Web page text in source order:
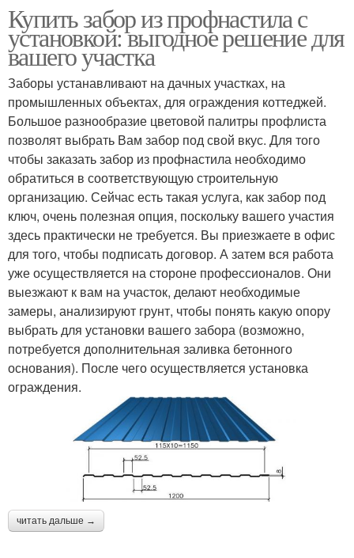
Купить забор из профнастила с
установкой: выгодное решение для
вашего участка
Заборы устанавливают на дачных участках, на
промышленных объектах, для ограждения коттеджей.
Большое разнообразие цветовой палитры профлиста
позволят выбрать Вам забор под свой вкус. Для того
чтобы заказать забор из профнастила необходимо
обратиться в соответствующую строительную
организацию. Сейчас есть такая услуга, как забор под
ключ, очень полезная опция, поскольку вашего участия
здесь практически не требуется. Вы приезжаете в офис
для того, чтобы подписать договор. А затем вся работа
уже осуществляется на стороне профессионалов. Они
выезжают к вам на участок, делают необходимые
замеры, анализируют грунт, чтобы понять какую опору
выбрать для установки вашего забора (возможно,
потребуется дополнительная заливка бетонного
основания). После чего осуществляется установка
ограждения.
читать дальше →